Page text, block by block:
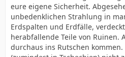
eure eigene Sicherheit.
unbedenklichen Strahlung in
Erdspalten und Erdfälle,
herabfallende Teile von Ruinen.
durchaus ins Rutschen